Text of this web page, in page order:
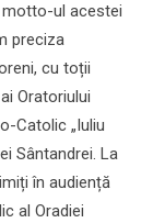
motto-ul acestei
preciza
cu toții
Oratoriului
Catolic „Iuliu
Sântandrei. La
în audiență
al Oradiei